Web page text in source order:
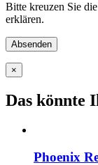
Bitte kreuzen Sie
erklären.
×
Das könnte
Phoenix